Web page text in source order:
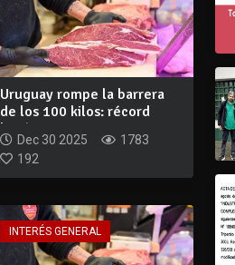
Uruguay rompe la barrera
de los 100 kilos: récord
histórico...
Dec 30 2025
1783
192
INTERÉS GENERAL